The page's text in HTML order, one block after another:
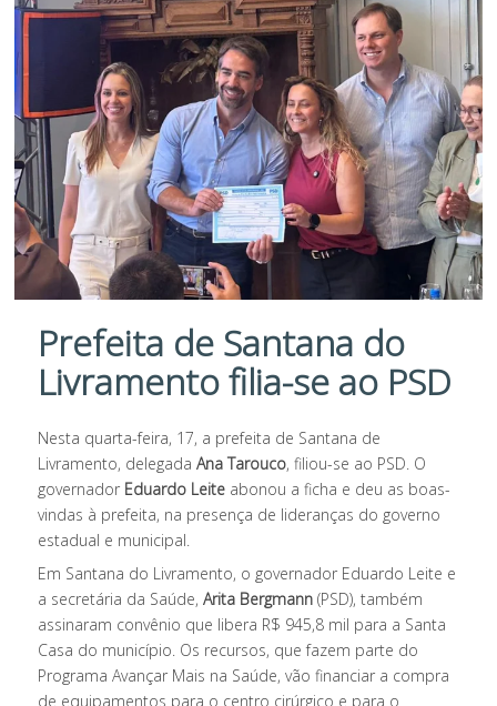
Prefeita de Santana do
Livramento filia-se ao PSD
Nesta quarta-feira, 17, a prefeita de Santana de
Livramento, delegadaAna Tarouco, filiou-se ao PSD. O
governador Eduardo Leite abonou a ficha e deu as boas-
vindas à prefeita, na presença de lideranças do governo
estadual e municipal.
Em Santana do Livramento, o governador Eduardo Leite e
a secretária da Saúde,Arita Bergmann (PSD), também
assinaram convênio que libera R$ 945,8 mil para a Santa
Casa do município. Os recursos, que fazem parte do
Programa Avançar Mais na Saúde, vão financiar a compra
de equipamentos para o centro cirúrgico e para o